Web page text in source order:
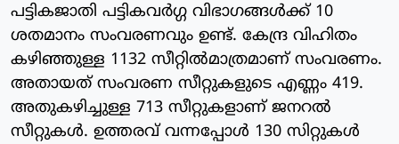
പട്ടികജാതി പട്ടികവര്‍ഗ്ഗ വിഭാഗങ്ങള്‍ക്ക് 10
ശതമാനം സംവരണവും ഉണ്ട്. കേന്ദ്ര വിഹിതം
കഴിഞ്ഞുള്ള 1132 സീറ്റില്‍മാത്രമാണ് സംവരണം.
അതായത് സംവരണ സീറ്റുകളുടെ എണ്ണം 419.
അതുകഴിച്ചുള്ള 713 സീറ്റുകളാണ് ജനറല്‍
സീറ്റുകള്‍. ഉത്തരവ് വന്നപ്പോള്‍ 130 സിറ്റുകള്‍